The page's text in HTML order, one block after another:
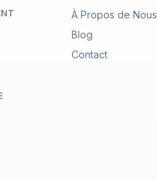
À Propos de Nous
Blog
Contact